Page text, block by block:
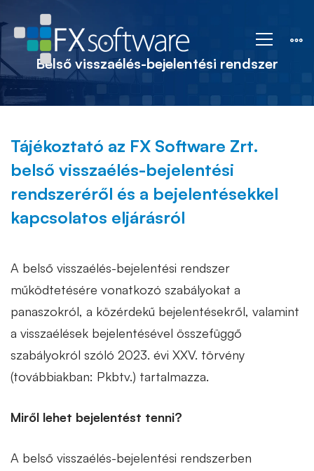
Belső
visszaélés-
bejelentési
rendszer
Belső visszaélés-bejelentési rendszer
Tájékoztató az FX Software Zrt.
belső visszaélés-bejelentési
rendszeréről és a bejelentésekkel
kapcsolatos eljárásról
A belső visszaélés-bejelentési rendszer
működtetésére vonatkozó szabályokat a
panaszokról, a közérdekű bejelentésekről, valamint
a visszaélések bejelentésével összefüggő
szabályokról szóló 2023. évi XXV. törvény
(továbbiakban: Pkbtv.) tartalmazza.
Miről lehet bejelentést tenni?
A belső visszaélés-bejelentési rendszerben